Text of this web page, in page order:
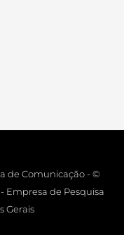
de Comunicação - ©
Empresa de Pesquisa
Gerais